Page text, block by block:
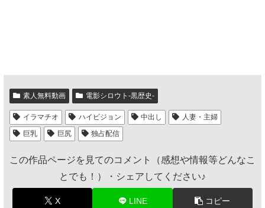
素人無料動画 電影シロウト-黒歴史-
イラマチオ ハイビジョン 中出し
人妻・主婦
巨乳
巨尻 独占配信
この作品ページを見てのコメント（感想や情報等どんなこ
とでも！）・シェアしてください♪
X LINE コピー